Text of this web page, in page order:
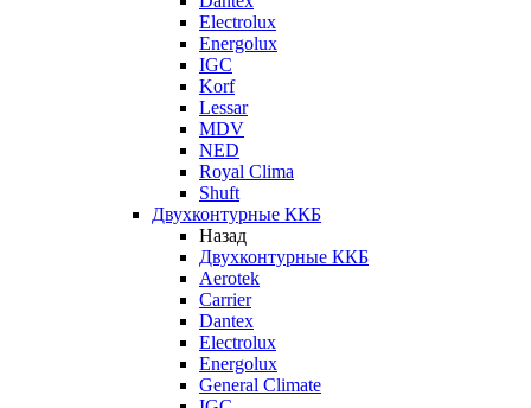
Electrolux
Energolux
IGC
Korf
Lessar
MDV
NED
Royal Clima
Shuft
Двухконтурные ККБ
Назад
Двухконтурные ККБ
Aerotek
Carrier
Dantex
Electrolux
Energolux
General Climate